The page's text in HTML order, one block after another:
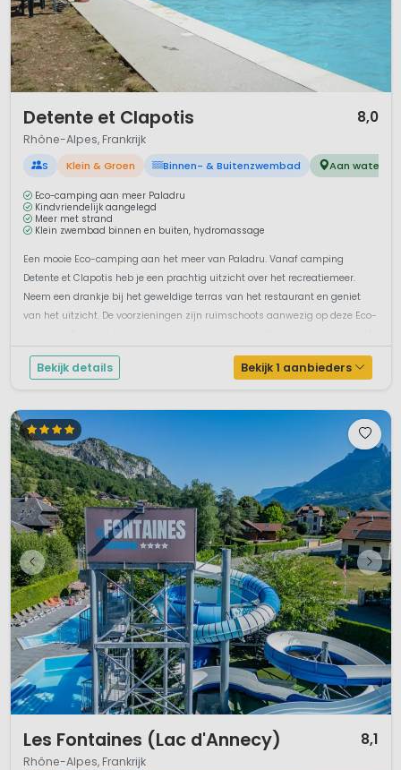
Detente et Clapotis 8,0
Rhône-Alpes, Frankrijk
S Klein & Groen Binnen- & Buitenzwembad Aan water
Eco-camping aan meer Paladru
Kindvriendelijk aangelegd
Meer met strand
Klein zwembad binnen en buiten, hydromassage
Een mooie Eco-camping aan het meer van Paladru. Vanaf camping
Detente et Clapotis heb je een prachtig uitzicht over het recreatiemeer.
Neem een drankje bij het geweldige terras van het restaurant en geniet
van het uitzicht. De voorzieningen zijn ruimschoots aanwezig op deze Eco-
Bekijk details Bekijk 1 aanbieders
Les Fontaines (Lac d'Annecy) 8,1
Rhône-Alpes, Frankrijk